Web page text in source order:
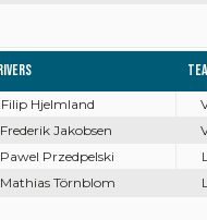
Filip Hjelmland
Jakobsen
Przedpelski
Törnblom